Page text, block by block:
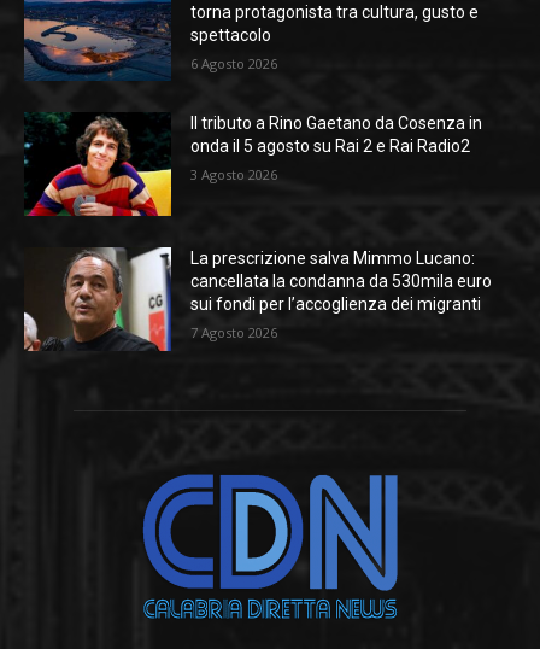
torna protagonista tra cultura, gusto e
spettacolo
6 Agosto 2026
Il tributo a Rino Gaetano da Cosenza in
onda il 5 agosto su Rai 2 e Rai Radio2
3 Agosto 2026
La prescrizione salva Mimmo Lucano:
cancellata la condanna da 530mila euro
sui fondi per l’accoglienza dei migranti
7 Agosto 2026